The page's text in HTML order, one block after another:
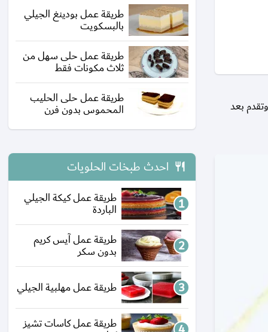
بعد
طريقة عمل بودينغ الجيلي
بالبسكويت
طريقة عمل حلى سهل من
ثلاث مكونات فقط
طريقة عمل حلى الحليب
المحموس بدون فرن
احدث طبخات الحلويات
طريقة عمل كيكة الجيلي
الباردة
طريقة عمل آيس كريم
بدون سكر
طريقة عمل مهلبية الجيلي
طريقة عمل كاسات تشيز